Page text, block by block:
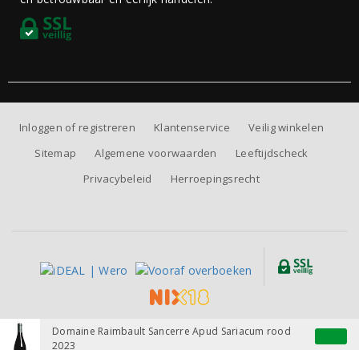
Domaine Raimbault Sancerre Apud Sariacum rood
2023
Inloggen of registreren Klantenservice
Veilig winkelen
Sitemap
Algemene voorwaarden
Leeftijdscheck
Privacybeleid
Herroepingsrecht
Alle prijzen zijn inclusief BTW, exclusief eventuele verzendkosten.